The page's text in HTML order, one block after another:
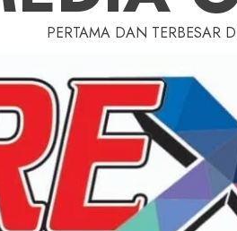
PERTAMA DAN TERBESAR